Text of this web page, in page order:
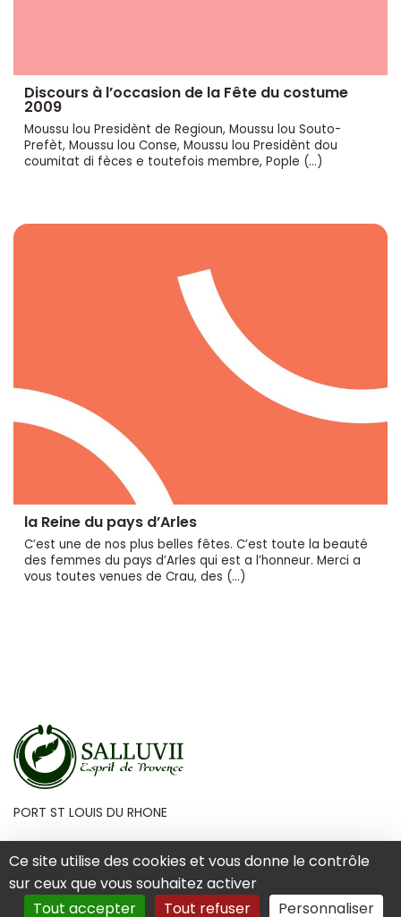
Ce site utilise des cookies et vous donne le contrôle
sur ceux que vous souhaitez activer
Tout accepter
Tout refuser Personnaliser
Discours à l’occasion de la Fête du costume
2009
Moussu lou Presidènt de Regioun, Moussu lou Souto-
Prefèt, Moussu lou Conse, Moussu lou Presidènt dou
coumitat di fèces e toutefois membre, Pople (…)
la Reine du pays d’Arles
C’est une de nos plus belles fêtes. C’est toute la beauté
des femmes du pays d’Arles qui est a l’honneur. Merci a
vous toutes venues de Crau, des (…)
PORT ST LOUIS DU RHONE
Mentions Légales